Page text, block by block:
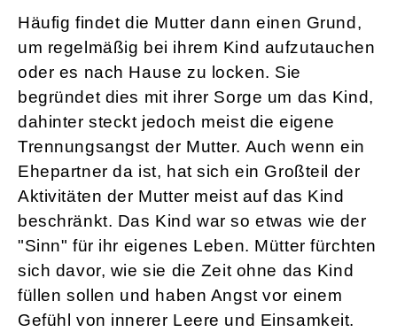
Häufig findet die Mutter dann einen Grund,
um regelmäßig bei ihrem Kind aufzutauchen
oder es nach Hause zu locken. Sie
begründet dies mit ihrer Sorge um das Kind,
dahinter steckt jedoch meist die eigene
Trennungsangst der Mutter. Auch wenn ein
Ehepartner da ist, hat sich ein Großteil der
Aktivitäten der Mutter meist auf das Kind
beschränkt. Das Kind war so etwas wie der
"Sinn" für ihr eigenes Leben. Mütter fürchten
sich davor, wie sie die Zeit ohne das Kind
füllen sollen und haben Angst vor einem
Gefühl von innerer Leere und Einsamkeit.